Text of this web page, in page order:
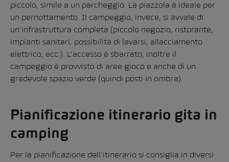
piccolo, simile a un parcheggio. La piazzola è ideale per
un pernottamento. Il campeggio, invece, si avvale di
un’infrastruttura completa (piccolo negozio, ristorante,
impianti sanitari, possibilità di lavarsi, allacciamento
elettrico, ecc.). L’accesso è sbarrato; inoltre il
campeggio è provvisto di aree gioco e anche di un
gradevole spazio verde (quindi posti in ombra).
Pianificazione itinerario gita in
camping
Per la pianificazione dell’itinerario si consiglia in diversi